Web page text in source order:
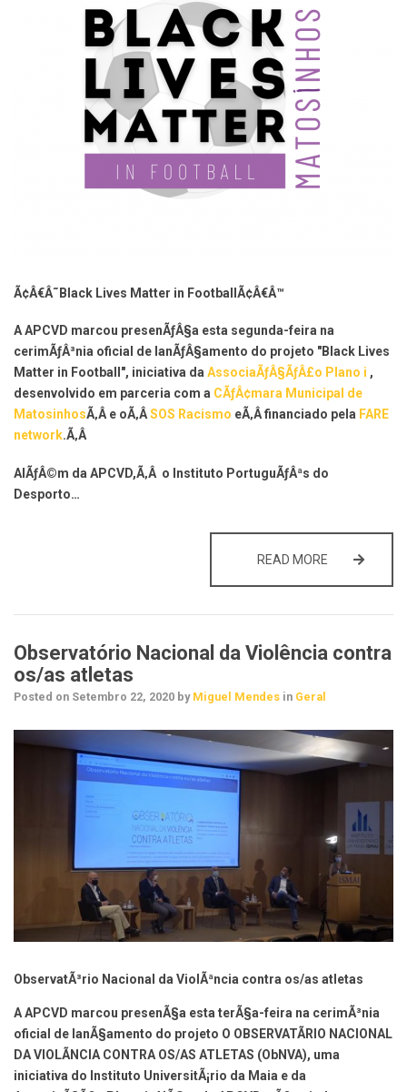
Ã¢Â€Â˜Black Lives Matter in FootballÃ¢Â€Â™
A APCVD marcou presenÃƒÂ§a esta segunda-feira na
cerimÃƒÂ³nia oficial de lanÃƒÂ§amento do projeto "Black Lives
Matter in Football", iniciativa da AssociaÃƒÂ§ÃƒÂ£o Plano i ,
desenvolvido em parceria com a CÃƒÂ¢mara Municipal de
MatosinhosÃ‚Â e oÃ‚ÂSOS Racismo eÃ‚Â financiado pela FARE
network.Ã‚Â
AlÃƒÂ©m da APCVD,Ã‚Â o Instituto PortuguÃƒÂªs do
Desporto…
READ MORE “BLACK
Observatório Nacional da Violência contra
os/as atletas
Posted on Setembro 22, 2020 by Miguel Mendes in Geral
ObservatÃ³rio Nacional da ViolÃªncia contra os/as atletas
A APCVD marcou presenÃ§a esta terÃ§a-feira na cerimÃ³nia
oficial de lanÃ§amento do projeto O OBSERVATÃRIO NACIONAL
DA VIOLÃNCIA CONTRA OS/AS ATLETAS (ObNVA), uma
iniciativa do Instituto UniversitÃ¡rio da Maia e da